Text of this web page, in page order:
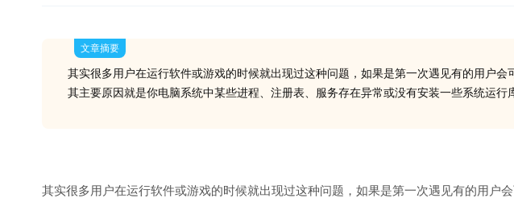
文章摘要
其实很多用户在运行软件或游戏的时候就出现过这种问题，如果是第一次遇见有的用户会
其主要原因就是你电脑系统中某些进程、注册表、服务存在异常或没有安装一些系统运行
其实很多用户在运行软件或游戏的时候就出现过这种问题，如果是第一次遇见有的用户